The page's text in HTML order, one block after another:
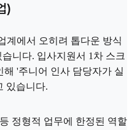
)
계에서 오히려 톱다운 방식
니다. 입사지원서 1차 스크
'주니어 인사 담당자가 실
있습니다.
정형적 업무에 한정된 역할